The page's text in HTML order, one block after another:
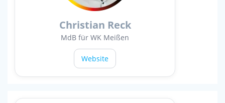
Christian Reck
MdB für WK Meißen
Website